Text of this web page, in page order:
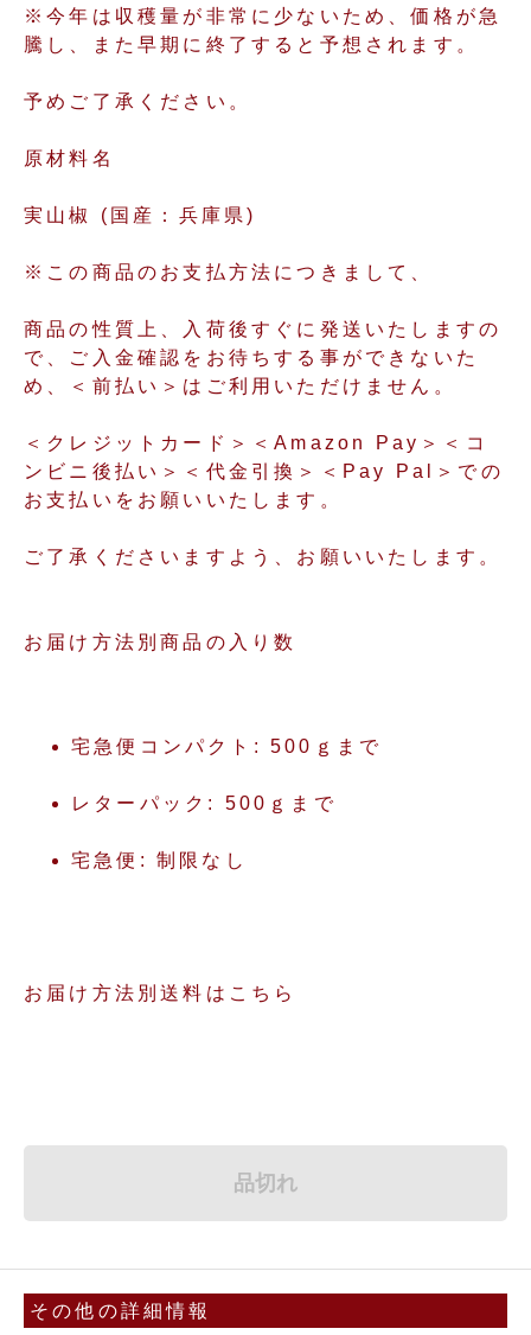
※今年は収穫量が非常に少ないため、価格が急
騰し、また早期に終了すると予想されます。
予めご了承ください。
原材料名
実山椒 (国産：兵庫県)
※この商品のお支払方法につきまして、
商品の性質上、入荷後すぐに発送いたしますの
で、ご入金確認をお待ちする事ができないた
め、＜前払い＞はご利用いただけません。
＜クレジットカード＞＜Amazon Pay＞＜コ
ンビニ後払い＞＜代金引換＞＜Pay Pal＞での
お支払いをお願いいたします。
ご了承くださいますよう、お願いいたします。
お届け方法別商品の入り数
宅急便コンパクト: 500ｇまで
レターパック: 500ｇまで
宅急便: 制限なし
お届け方法別送料はこちら
品切れ
その他の詳細情報